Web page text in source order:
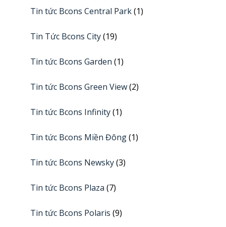
Tin tức Bcons Central Park(1)
Tin Tức Bcons City(19)
Tin tức Bcons Garden (1)
Tin tức Bcons Green View(2)
Tin tức Bcons Infinity(1)
Tin tức Bcons Miền Đông(1)
Tin tức Bcons Newsky(3)
Tin tức Bcons Plaza (7)
Tin tức Bcons Polaris (9)